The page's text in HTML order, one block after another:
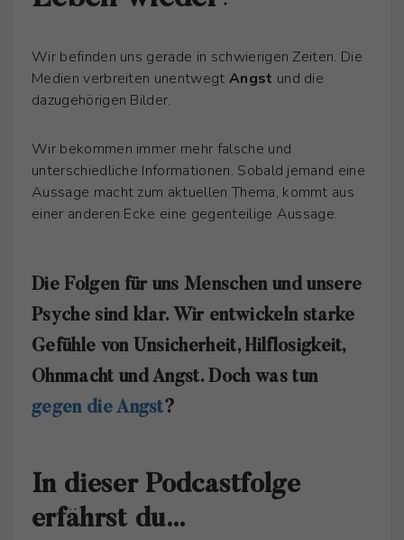
Wir befinden uns gerade in schwierigen Zeiten. Die
Medien verbreiten unentwegt Angst und die
dazugehörigen Bilder.
Wir bekommen immer mehr falsche und
unterschiedliche Informationen. Sobald jemand eine
Aussage macht zum aktuellen Thema, kommt aus
einer anderen Ecke eine gegenteilige Aussage.
Die Folgen für uns Menschen und unsere
Psyche sind klar. Wir entwickeln starke
Gefühle von Unsicherheit, Hilflosigkeit,
Ohnmacht und Angst. Doch was tun
gegen die Angst?
In dieser Podcastfolge
erfährst du...